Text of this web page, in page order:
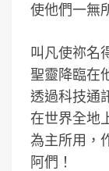
使他們一無
叫凡使祢名
聖靈降臨在
透過科技通
在世界全地
為主所用，
阿們！